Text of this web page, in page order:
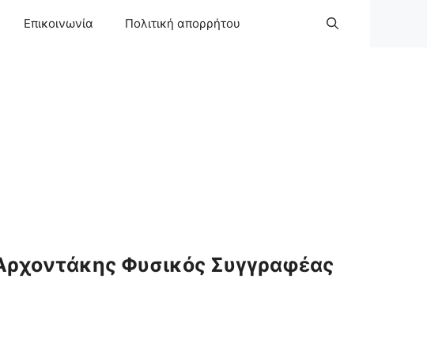
Επικοινωνία Πολιτική απορρήτου
Φυσικός Συγγραφέας